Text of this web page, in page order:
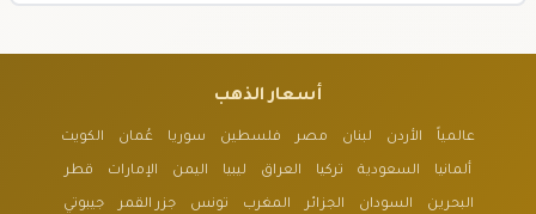
أسعار الذهب
عالمياً الأردن لبنان مصر فلسطين سوريا عُمان الكويت
ألمانيا السعودية تركيا العراق ليبيا اليمن الإمارات قطر
البحرين السودان الجزائر المغرب تونس جزر القمر جيبوتي